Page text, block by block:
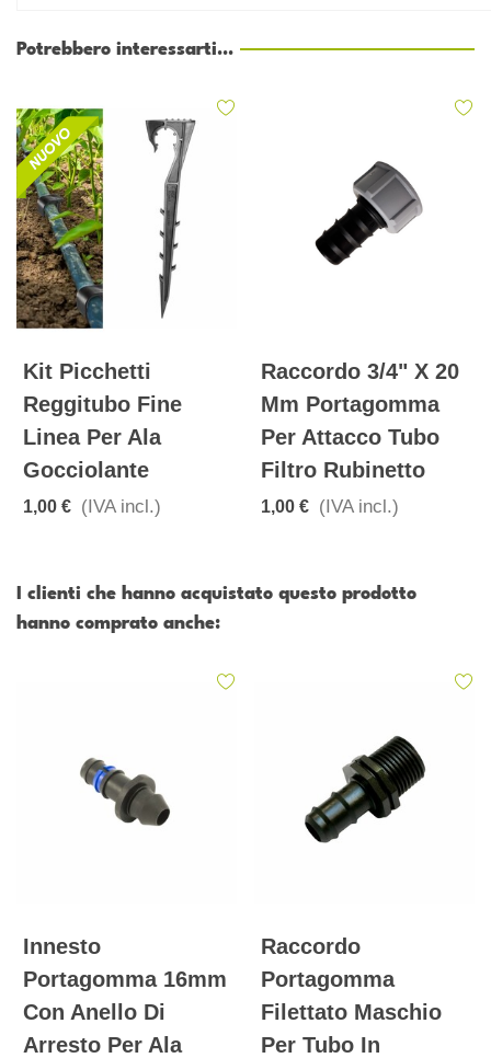
Potrebbero interessarti...
Kit Picchetti
Reggitubo Fine
Linea Per Ala
Gocciolante
1,00 € (IVA incl.)
Raccordo 3/4" X 20
Mm Portagomma
Per Attacco Tubo
Filtro Rubinetto
1,00 € (IVA incl.)
I clienti che hanno acquistato questo prodotto
hanno comprato anche:
Innesto
Portagomma 16mm
Con Anello Di
Arresto Per Ala
Raccordo
Portagomma
Filettato Maschio
Per Tubo In